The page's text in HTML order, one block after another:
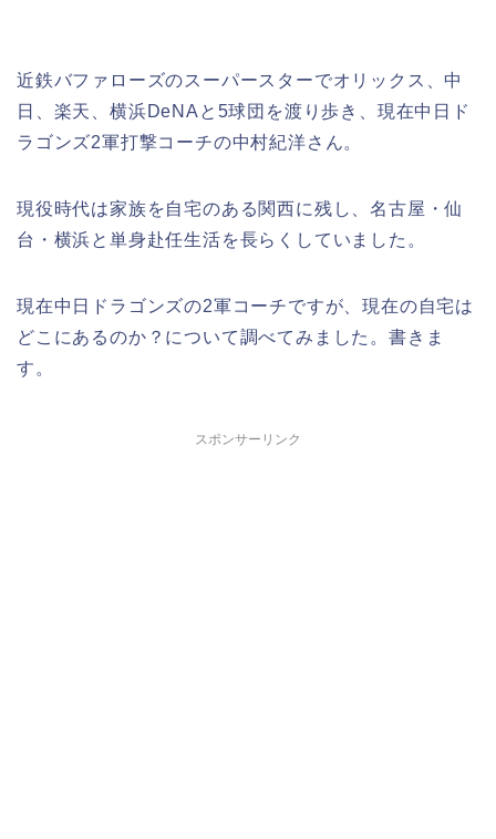
近鉄バファローズのスーパースターでオリックス、中
日、楽天、横浜DeNAと5球団を渡り歩き、現在中日ド
ラゴンズ2軍打撃コーチの中村紀洋さん。
現役時代は家族を自宅のある関西に残し、名古屋・仙
台・横浜と単身赴任生活を長らくしていました。
現在中日ドラゴンズの2軍コーチですが、現在の自宅は
どこにあるのか？について調べてみました。書きま
す。
スポンサーリンク